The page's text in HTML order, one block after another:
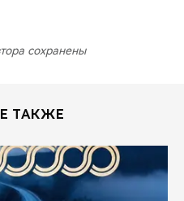
сохранены
ТАКЖЕ